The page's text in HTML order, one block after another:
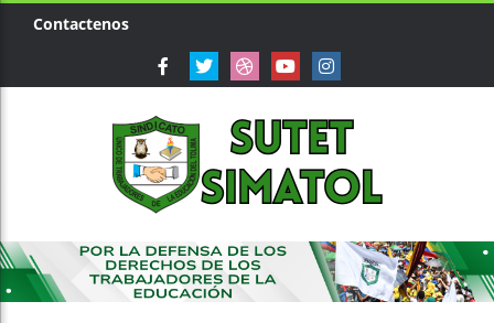
Contactenos